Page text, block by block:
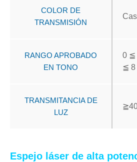
COLOR DE
TRANSMISIÓN
RANGO APROBADO
EN TONO
0 ≦
≦ 8
TRANSMITANCIA DE
LUZ
≧
Espejo láser de alta